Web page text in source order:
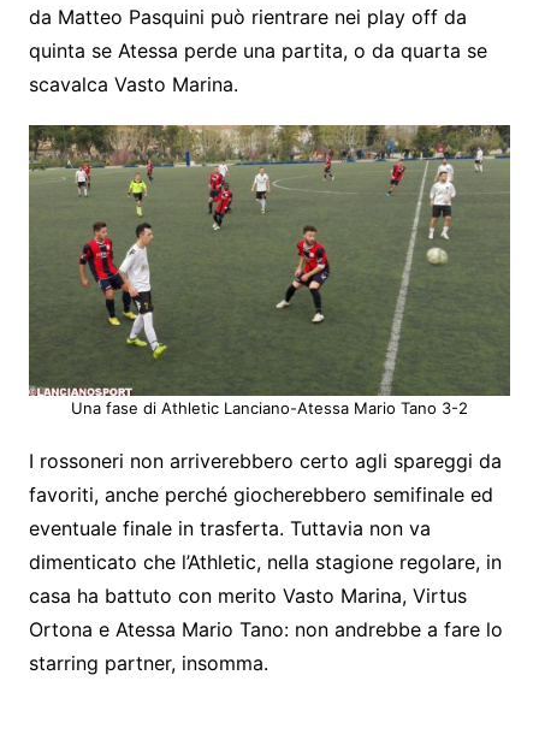
da Matteo Pasquini può rientrare nei play off da
quinta se Atessa perde una partita, o da quarta se
scavalca Vasto Marina.
Una fase di Athletic Lanciano-Atessa Mario Tano 3-2
I rossoneri non arriverebbero certo agli spareggi da
favoriti, anche perché giocherebbero semifinale ed
eventuale finale in trasferta. Tuttavia non va
dimenticato che l’Athletic, nella stagione regolare, in
casa ha battuto con merito Vasto Marina, Virtus
Ortona e Atessa Mario Tano: non andrebbe a fare lo
starring partner, insomma.